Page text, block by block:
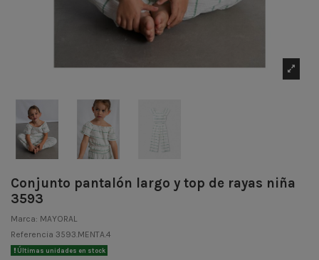
Conjunto pantalón largo y top de rayas niña
3593
Marca: MAYORAL
Referencia 3593.MENTA.4
Últimas unidades en stock